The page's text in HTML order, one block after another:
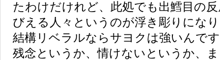
たわけだけれど、此処でも出鱈目の
びえる人々というのが浮き彫りにな
結構リベラルならサヨクは強いんで
残念というか、情けないというか、